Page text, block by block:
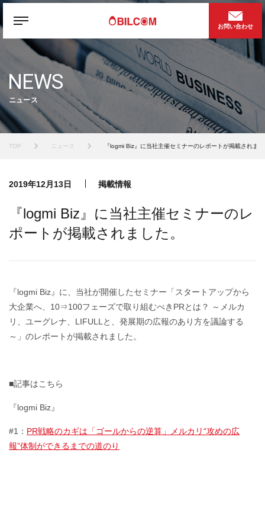
お問い合わせ
NEWS
ニュース
TOP ニュース 『logmi Biz』に当社主催セミナーのレポートが掲載されま
2019年12月13日 掲載情報
『logmi Biz』に当社主催セミナーのレ
ポートが掲載されました。
『logmi Biz』に、当社が開催したセミナー「スタートアップから
大企業へ、10⇒100フェーズで取り組むべきPRとは？ ～メルカ
リ、ユーグレナ、LIFULLと、発展期の広報のあり方を議論する
～」のレポートが掲載されました。
■記事はこちら
『logmi Biz』
#1： PR戦略のカギは「ゴールからの逆算」メルカリ“攻めの広
報”体制ができるまでの道のり